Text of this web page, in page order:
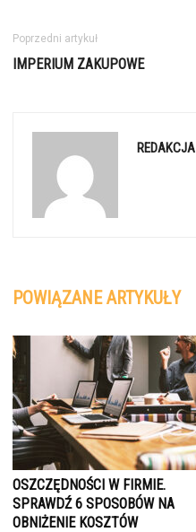
Poprzedni artykuł
IMPERIUM ZAKUPOWE
REDAKCJA
POWIĄZANE ARTYKUŁY
OSZCZĘDNOŚCI W FIRMIE.
SPRAWDŹ 6 SPOSOBÓW NA
OBNIŻENIE KOSZTÓW